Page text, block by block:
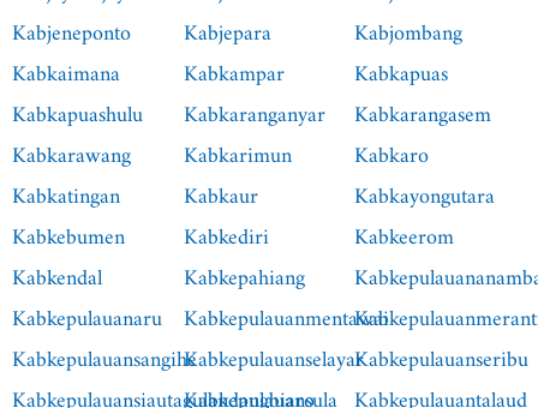
Kabjeneponto
Kabjepara
Kabjombang
Kabkaimana
Kabkampar
Kabkapuas
Kabkapuashulu
Kabkaranganyar
Kabkarangasem
Kabkarawang
Kabkarimun
Kabkaro
Kabkatingan
Kabkaur
Kabkayongutara
Kabkebumen
Kabkediri
Kabkeerom
Kabkendal
Kabkepahiang
Kabkepulauanaru Kabkepulauanmentawai
KabkepulauansangiheKabkepulauanselayarKabkepulauanseribu